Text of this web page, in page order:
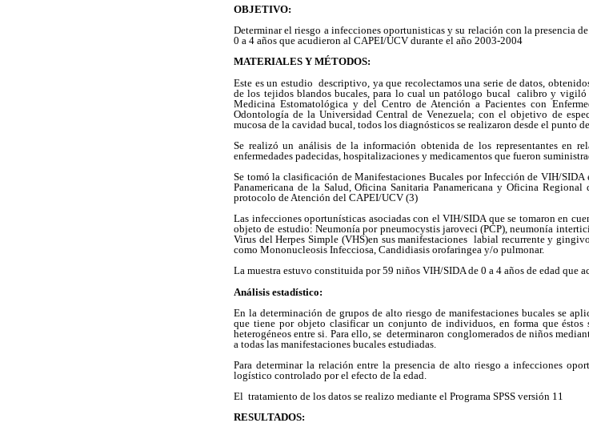
OBJETIVO:
Determinar el riesgo a infecciones oportunisticas y su relación con la presencia
0 a 4 años que acudieron al CAPEI/UCV durante el año 2003-2004
MATERIALES Y MÉTODOS:
Este es un estudio descriptivo, ya que recolectamos una serie de datos,
de los tejidos blandos bucales, para lo cual un patólogo bucal calibro y
Medicina Estomatológica y del Centro de Atención a Pacientes con
Odontología de la Universidad Central de Venezuela; con el objetivo de
mucosa de la cavidad bucal, todos los diagnósticos se realizaron desde el punto
Se realizó un análisis de la información obtenida de los representantes en
enfermedades padecidas, hospitalizaciones y medicamentos que fueron
Se tomó la clasificación de Manifestaciones Bucales por Infección de VIH/
Panamericana de la Salud, Oficina Sanitaria Panamericana y Oficina
protocolo de Atención del CAPEI/UCV (3)
Las infecciones oportunísticas asociadas con el VIH/SIDA que se tomaron en
objeto de estudio: Neumonía por pneumocystis jaroveci (PCP), neumonía
Virus del Herpes Simple (VHS)en sus manifestaciones labial recurrente y
como Mononucleosis Infecciosa, Candidiasis orofaringea y/o pulmonar.
La muestra estuvo constituida por 59 niños VIH/SIDA de 0 a 4 años de edad
Análisis estadístico:
En la determinación de grupos de alto riesgo de manifestaciones bucales se
que tiene por objeto clasificar un conjunto de individuos, en forma que éstos
heterogéneos entre si. Para ello, se determinaron conglomerados de niños
a todas las manifestaciones bucales estudiadas.
Para determinar la relación entre la presencia de alto riesgo a infecciones
logístico controlado por el efecto de la edad.
El tratamiento de los datos se realizo mediante el Programa SPSS versión 11
RESULTADOS: